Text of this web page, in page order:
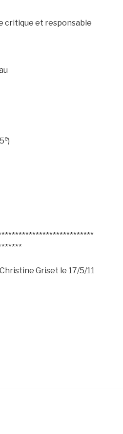
critique et responsable
e)
Griset le 17/5/11